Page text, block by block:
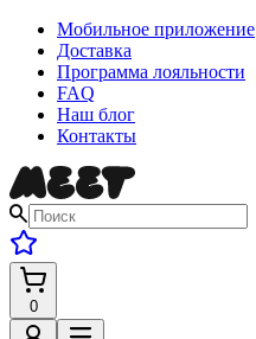
Мобильное приложение
Доставка
Программа лояльности
FAQ
Наш блог
Контакты
0